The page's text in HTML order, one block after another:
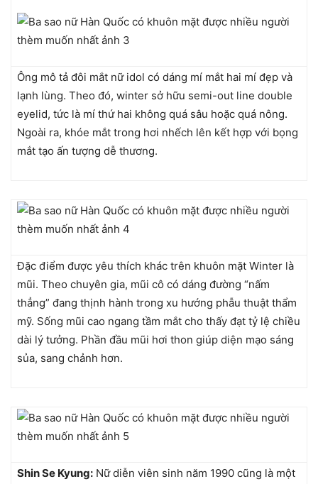
Ông mô tả đôi mắt nữ idol có dáng mí mắt hai mí đẹp và
lạnh lùng. Theo đó, winter sở hữu semi-out line double
eyelid, tức là mí thứ hai không quá sâu hoặc quá nông.
Ngoài ra, khóe mắt trong hơi nhếch lên kết hợp với bọng
mắt tạo ấn tượng dễ thương.
Đặc điểm được yêu thích khác trên khuôn mặt Winter là
mũi. Theo chuyên gia, mũi cô có dáng đường “nấm
thẳng” đang thịnh hành trong xu hướng phẫu thuật thẩm
mỹ. Sống mũi cao ngang tầm mắt cho thấy đạt tỷ lệ chiều
dài lý tưởng. Phần đầu mũi hơi thon giúp diện mạo sáng
sủa, sang chảnh hơn.
Shin Se Kyung: Nữ diễn viên sinh năm 1990 cũng là một